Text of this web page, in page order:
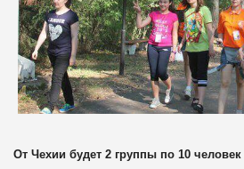
От Чехии будет 2 группы по 10